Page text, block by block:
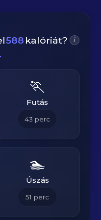
588 kalóriát? i
🏃
Futás
43 perc
🏊
Úszás
51 perc